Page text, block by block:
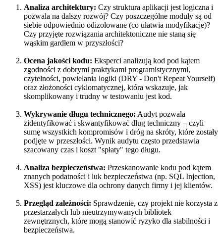
Analiza architektury: Czy struktura aplikacji jest logiczna i
pozwala na dalszy rozwój? Czy poszczególne moduły są od
siebie odpowiednio odizolowane (co ułatwia modyfikacje)?
Czy przyjęte rozwiązania architektoniczne nie staną się
wąskim gardłem w przyszłości?
Ocena jakości kodu: Eksperci analizują kod pod kątem
zgodności z dobrymi praktykami programistycznymi,
czytelności, powielania logiki (DRY - Don't Repeat Yourself)
oraz złożoności cyklomatycznej, która wskazuje, jak
skomplikowany i trudny w testowaniu jest kod.
Wykrywanie długu technicznego: Audyt pozwala
zidentyfikować i skwantyfikować dług techniczny – czyli
sumę wszystkich kompromisów i dróg na skróty, które zostały
podjęte w przeszłości. Wynik audytu często przedstawia
szacowany czas i koszt "spłaty" tego długu.
Analiza bezpieczeństwa: Przeskanowanie kodu pod kątem
znanych podatności i luk bezpieczeństwa (np. SQL Injection,
XSS) jest kluczowe dla ochrony danych firmy i jej klientów.
Przegląd zależności: Sprawdzenie, czy projekt nie korzysta z
przestarzałych lub nieutrzymywanych bibliotek
zewnętrznych, które mogą stanowić ryzyko dla stabilności i
bezpieczeństwa.